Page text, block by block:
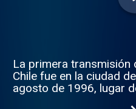
La primera transmisión
Chile fue en la ciudad
agosto de 1996, lugar